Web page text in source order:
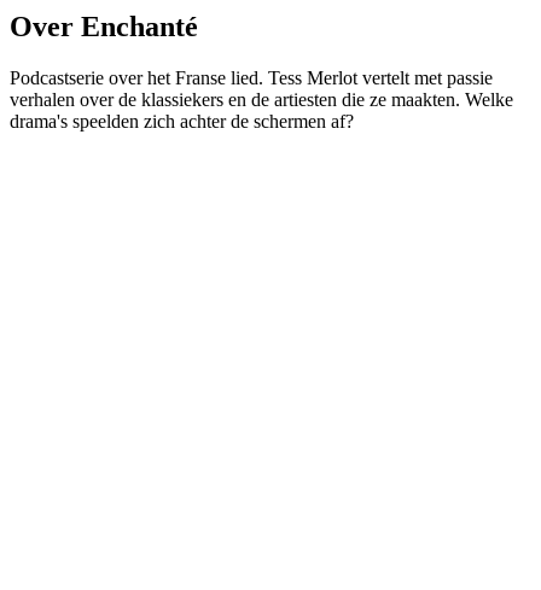
Over Enchanté
Podcastserie over het Franse lied. Tess Merlot vertelt met passie
verhalen over de klassiekers en de artiesten die ze maakten. Welke
drama's speelden zich achter de schermen af?